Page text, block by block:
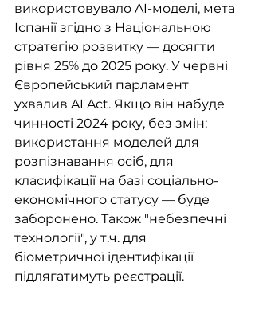
використовувало AI-моделі, мета
Іспанії згідно з Національною
стратегію розвитку — досягти
рівня 25% до 2025 року. У червні
Європейський парламент
ухвалив AI Act. Якщо він набуде
чинності 2024 року, без змін:
використання моделей для
розпізнавання осіб, для
класифікації на базі соціально-
економічного статусу — буде
заборонено. Також "небезпечні
технології", у т.ч. для
біометричної ідентифікації
підлягатимуть реєстрації.